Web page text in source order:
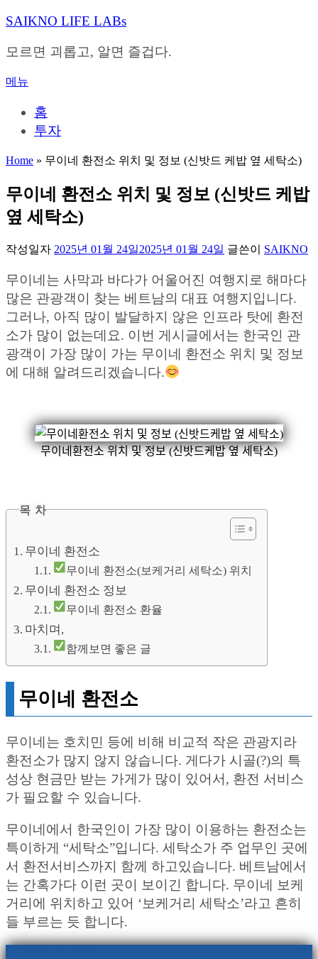
내
으
바
SAIKNO LIFE LABs
모르면 괴롭고, 알면 즐겁다.
메뉴
홈
투자
Home » 무이네 환전소 위치 및 정보 (신밧드 케밥 옆 세탁소)
무이네 환전소 위치 및 정보 (신밧드 케밥
옆 세탁소)
작성일자 2025년 01월 24일2025년 01월 24일 글쓴이 SAIKNO
무이네는 사막과 바다가 어울어진 여행지로 해마다
많은 관광객이 찾는 베트남의 대표 여행지입니다.
그러나, 아직 많이 발달하지 않은 인프라 탓에 환전
소가 많이 없는데요. 이번 게시글에서는 한국인 관
광객이 가장 많이 가는 무이네 환전소 위치 및 정보
에 대해 알려드리겠습니다.
무이네환전소 위치 및 정보 (신밧드케밥 옆 세탁소)
목 차
무이네 환전소
무이네 환전소(보케거리 세탁소) 위치
무이네 환전소 정보
무이네 환전소 환율
마치며,
함께보면 좋은 글
무이네 환전소
무이네는 호치민 등에 비해 비교적 작은 관광지라
환전소가 많지 않지 않습니다. 게다가 시골(?)의 특
성상 현금만 받는 가게가 많이 있어서, 환전 서비스
가 필요할 수 있습니다.
무이네에서 한국인이 가장 많이 이용하는 환전소는
특이하게 “세탁소”입니다. 세탁소가 주 업무인 곳에
서 환전서비스까지 함께 하고있습니다. 베트남에서
는 간혹가다 이런 곳이 보이긴 합니다. 무이네 보케
거리에 위치하고 있어 ‘보케거리 세탁소’라고 흔히
들 부르는 듯 합니다.